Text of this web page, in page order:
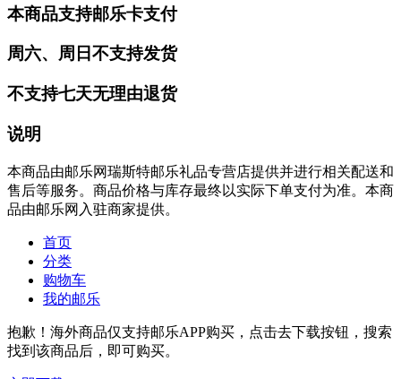
本商品支持邮乐卡支付
周六、周日不支持发货
不支持七天无理由退货
说明
本商品由邮乐网瑞斯特邮乐礼品专营店提供并进行相关配送和
售后等服务。商品价格与库存最终以实际下单支付为准。本商
品由邮乐网入驻商家提供。
首页
分类
购物车
我的邮乐
抱歉！海外商品仅支持邮乐APP购买，点击去下载按钮，搜索
找到该商品后，即可购买。